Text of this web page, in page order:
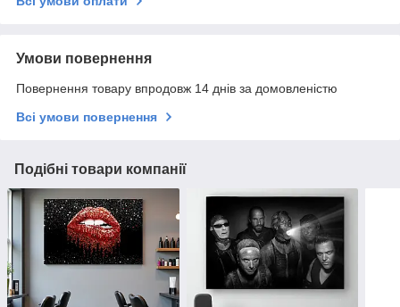
Умови повернення
Повернення товару впродовж 14 днів за домовленістю
Всі умови повернення
Подібні товари компанії